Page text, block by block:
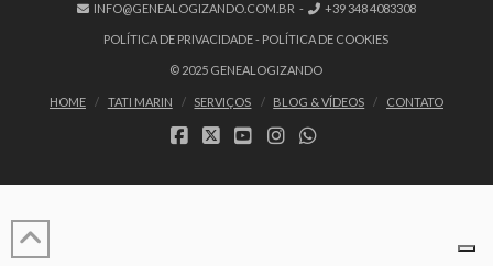
INFO@GENEALOGIZANDO.COM.BR - +39 348 4083308
POLÍTICA DE PRIVACIDADE- POLÍTICA DE COOKIES
© 2025 GENEALOGIZANDO
HOME TATI MARIN SERVIÇOS BLOG & VÍDEOS CONTATO